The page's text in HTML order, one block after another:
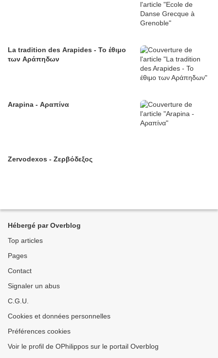
La tradition des Arapides - Το έθιμο
των Αράπηδων
Arapina - Αραπίνα
Zervodexos - Ζερβόδεξος
Hébergé par Overblog
Top articles
Pages
Contact
Signaler un abus
C.G.U.
Cookies et données personnelles
Préférences cookies
Voir le profil de OPhilippos sur le portail Overblog